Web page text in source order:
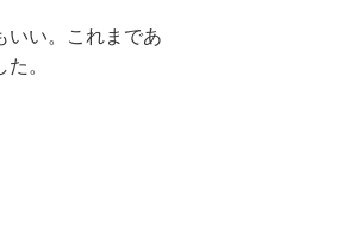
いい。これまであ
。